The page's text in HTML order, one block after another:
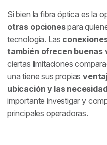
Si bien la fibra óptica es la
otras opcionespara
tecnología. Las
también ofrecen buenas
ciertas limitaciones
una tiene sus propias
ubicación y las
importante investigar y
principales operadoras.